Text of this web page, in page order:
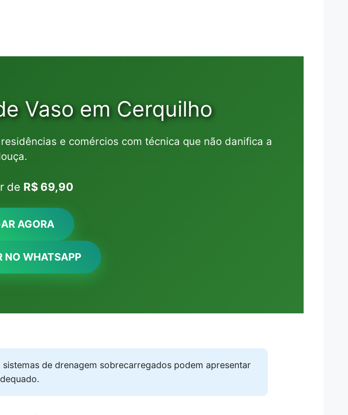
Vaso em Cerquilho
e comércios com técnica que não danifica a
de R$ 69,90
AGORA
NO WHATSAPP
de drenagem sobrecarregados podem apresentar